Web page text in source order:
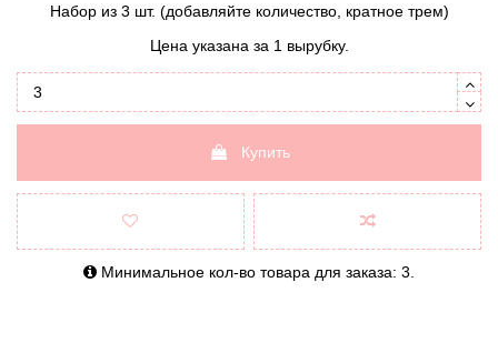
Набор из 3 шт. (добавляйте количество, кратное трем)
Цена указана за 1 вырубку.
Купить
Минимальное кол-во товара для заказа: 3.